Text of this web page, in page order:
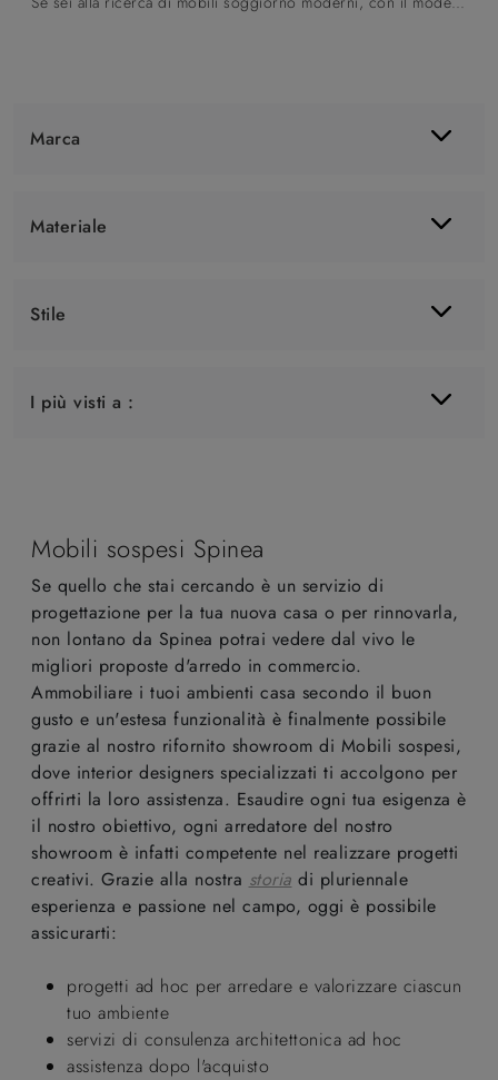
Marca
Materiale
Stile
I più visti a :
Mobili sospesi Spinea
Se quello che stai cercando è un servizio di
progettazione per la tua nuova casa o per rinnovarla,
non lontano da Spinea potrai vedere dal vivo le
migliori proposte d'arredo in commercio.
Ammobiliare i tuoi ambienti casa secondo il buon
gusto e un'estesa funzionalità è finalmente possibile
grazie al nostro rifornito showroom di Mobili sospesi,
dove interior designers specializzati ti accolgono per
offrirti la loro assistenza. Esaudire ogni tua esigenza è
il nostro obiettivo, ogni arredatore del nostro
showroom è infatti competente nel realizzare progetti
creativi. Grazie alla nostra storia di pluriennale
esperienza e passione nel campo, oggi è possibile
assicurarti:
progetti ad hoc per arredare e valorizzare ciascun
tuo ambiente
servizi di consulenza architettonica ad hoc
assistenza dopo l'acquisto